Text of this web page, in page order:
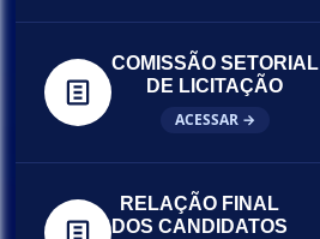
COMISSÃO SETORIAL
DE LICITAÇÃO
ACESSAR →
RELAÇÃO FINAL
DOS CANDIDATOS